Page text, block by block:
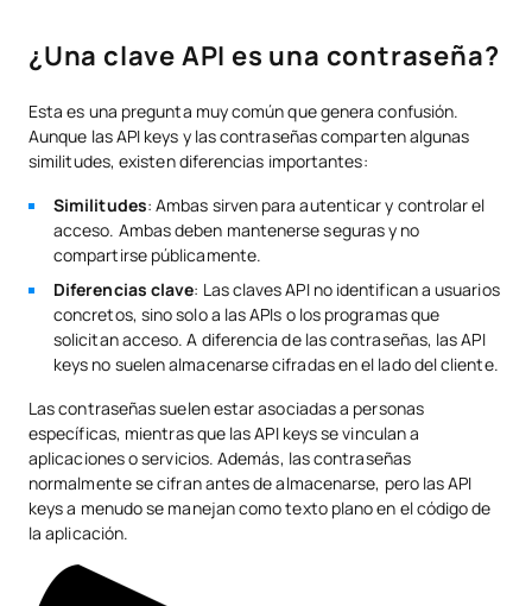
¿Una clave API es una contraseña?
Esta es una pregunta muy común que genera confusión.
Aunque las API keys y las contraseñas comparten algunas
similitudes, existen diferencias importantes:
Similitudes: Ambas sirven para autenticar y controlar el
acceso. Ambas deben mantenerse seguras y no
compartirse públicamente.
Diferencias clave: Las claves API no identifican a usuarios
concretos, sino solo a las APIs o los programas que
solicitan acceso. A diferencia de las contraseñas, las API
keys no suelen almacenarse cifradas en el lado del cliente.
Las contraseñas suelen estar asociadas a personas
específicas, mientras que las API keys se vinculan a
aplicaciones o servicios. Además, las contraseñas
normalmente se cifran antes de almacenarse, pero las API
keys a menudo se manejan como texto plano en el código de
la aplicación.